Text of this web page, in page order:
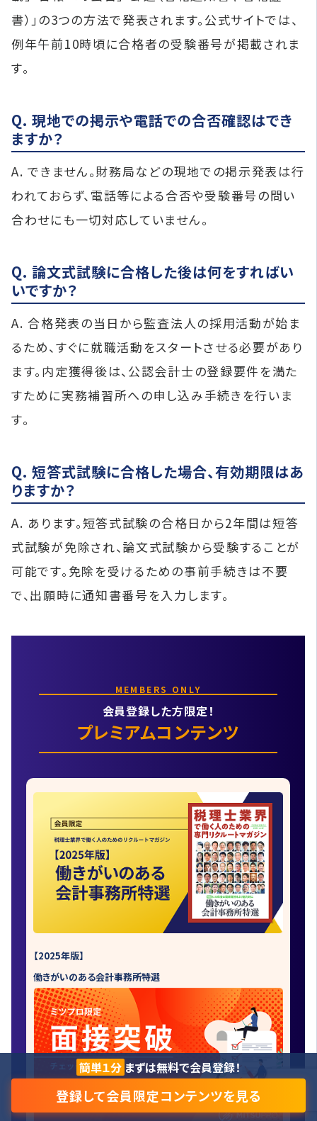
書）」の3つの方法で発表されます。公式サイトでは、
例年午前10時頃に合格者の受験番号が掲載されま
す。
Q. 現地での掲示や電話での合否確認はでき
ますか？
A. できません。財務局などの現地での掲示発表は行
われておらず、電話等による合否や受験番号の問い
合わせにも一切対応していません。
Q. 論文式試験に合格した後は何をすればい
いですか？
A. 合格発表の当日から監査法人の採用活動が始ま
るため、すぐに就職活動をスタートさせる必要があり
ます。内定獲得後は、公認会計士の登録要件を満た
すために実務補習所への申し込み手続きを行いま
す。
Q. 短答式試験に合格した場合、有効期限はあ
りますか？
A. あります。短答式試験の合格日から2年間は短答
式試験が免除され、論文式試験から受験することが
可能です。免除を受けるための事前手続きは不要
で、出願時に通知書番号を入力します。
簡単１分 まずは無料で会員登録！
登録して会員限定コンテンツを見る
MEMBERS ONLY
会員登録した方限定！
プレミアムコンテンツ
【2025年版】
働きがいのある会計事務所特選